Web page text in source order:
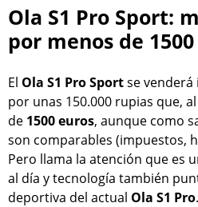
Ola S1 Pro Sport:
por menos de
El Ola S1 Pro Sportse
por unas 150.000 rupias que,
de 1500 euros, aunque como
son comparables (impuestos,
Pero llama la atención que es
al día y tecnología también
deportiva del actual Ola S1 Pro.